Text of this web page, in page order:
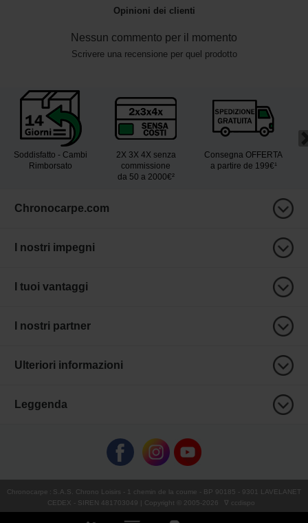
Opinioni dei clienti
Nessun commento per il momento
Scrivere una recensione per quel prodotto
Soddisfatto - Cambi
Rimborsato
2X 3X 4X senza
commissione
da 50 a 2000€²
Consegna OFFERTA
a partire de 199€¹
Chronocarpe.com
I nostri impegni
I tuoi vantaggi
I nostri partner
Ulteriori informazioni
Leggenda
Chronocarpe : S.A.S. Chrono Loisirs - 1 chemin de la coume - BP 90185 - 9301 LAVELANET
CEDEX - SIREN 481703049 | Copyright © 2005-2026 ∇ ccdispo